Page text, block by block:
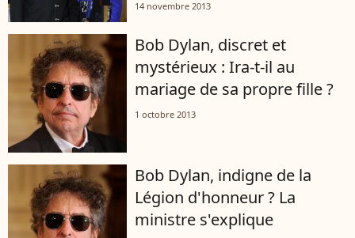
14 novembre 2013
Bob Dylan, discret et
mystérieux : Ira-t-il au
mariage de sa propre fille ?
1 octobre 2013
Bob Dylan, indigne de la
Légion d'honneur ? La
ministre s'explique